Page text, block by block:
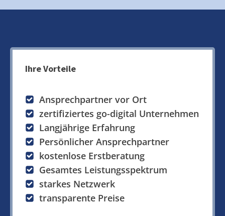
Ihre Vorteile
Ansprechpartner vor Ort
zertifiziertes go-digital Unternehmen
Langjährige Erfahrung
Persönlicher Ansprechpartner
kostenlose Erstberatung
Gesamtes Leistungsspektrum
starkes Netzwerk
transparente Preise